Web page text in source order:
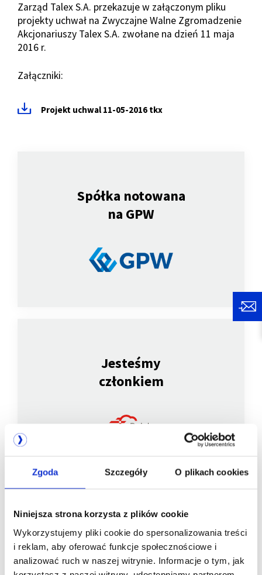
Zgoda Szczegóły O plikach cookies
Niniejsza strona korzysta z plików cookie
Wykorzystujemy pliki cookie do spersonalizowania treści
i reklam, aby oferować funkcje społecznościowe i
analizować ruch w naszej witrynie. Informacje o tym, jak
Zarząd Talex S.A. przekazuje w załączonym pliku
projekty uchwał na Zwyczajne Walne Zgromadzenie
Akcjonariuszy Talex S.A. zwołane na dzień 11 maja
2016 r.
Załączniki:
Projekt uchwal 11-05-2016 tkx
Spółka notowana
na GPW
Jesteśmy
członkiem
Jesteśmy
członkiem